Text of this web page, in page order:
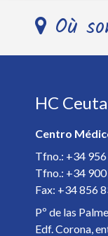
Télephone *
E-mail *
Spécialiste *
Détails de votre
Où
HC Ceuta
Centro
Tfno.: +34
Tfno.: +34
Fax: +34 856
Pº de las
Edf. Corona,